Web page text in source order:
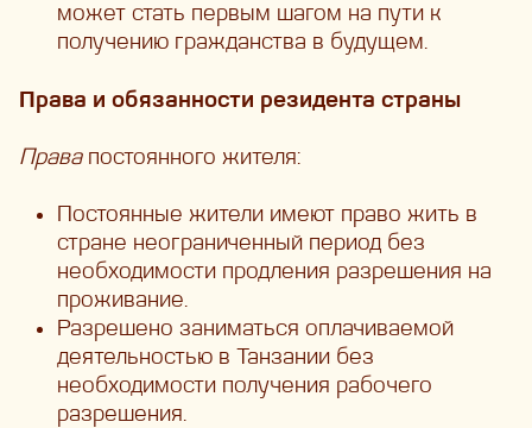
может стать первым шагом на пути к
получению гражданства в будущем.
Права и обязанности резидента страны
Права постоянного жителя:
Постоянные жители имеют право жить в
стране неограниченный период без
необходимости продления разрешения на
проживание.
Разрешено заниматься оплачиваемой
деятельностью в Танзании без
необходимости получения рабочего
разрешения.